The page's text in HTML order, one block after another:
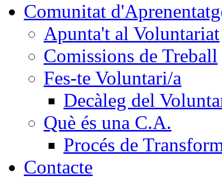
Comunitat
Apunta't al Voluntariat
Comissions de Treball
Fes-te Voluntari/a
Decàleg del
Què és una C.A.
Procés de
Contacte